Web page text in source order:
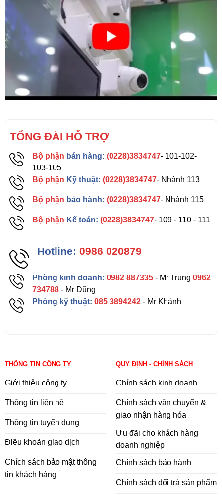
TỔNG ĐÀI HỖ TRỢ
Bộ phận bán hàng: (0228)3834747- 101-102-
103-105
Bộ phận Kỹ thuật: (0228)3834747- Nhánh 113
Bộ phận bảo hành: (0228)3834747- Nhánh 115
Bộ phận Kế toán: (0228)3834747- 109 - 110 - 111
Hotline: 0986 020879
Phòng kinh doanh: 0982 887335 - Mr Trung0962
734788 - Mr Dũng
Phòng kỹ thuật:085 3894242 - Mr Khánh
THÔNG TIN CÔNG TY
Giới thiệu công ty
Thông tin liên hệ
Thông tin tuyển dụng
Điều khoản giao dịch
Chích sách bảo mật thông
tin khách hàng
QUY ĐỊNH - CHÍNH SÁCH
Chính sách kinh doanh
Chính sách vận chuyển &
giao nhận hàng hóa
Ưu đãi cho khách hàng
doanh nghiệp
Chính sách bảo hành
Chính sách đổi trả sản phẩm